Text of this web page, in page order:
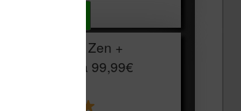
Vivlio Light Zen +
HOUSSE à 99,99€